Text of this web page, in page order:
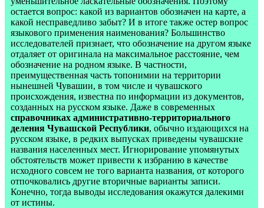
остается вопрос: какой из вариантов обозначен на карте, а
какой несправедливо забыт? И в итоге также остер вопрос
языкового применения наименования? Большинство
исследователей признает, что обозначение на другом языке
отдаляет от оригинала на максимальное расстояние, чем
обозначение на родном языке. В частности,
преимущественная часть топонимии на территории
нынешней Чувашии, в том числе и чувашского
происхождения, известна по информации из документов,
созданных на русском языке. Даже в современных
справочниках административно-территориального
деления Чувашской Республики, обычно издающихся на
русском языке, в редких выпусках приведены чувашские
названия населенных мест. Игнорирование упомянутых
обстоятельств может привести к избранию в качестве
исходного совсем не того варианта названия, от которого
отпочковались другие вторичные варианты записи.
Конечно, тогда выводы исследования окажутся далекими
от истины.